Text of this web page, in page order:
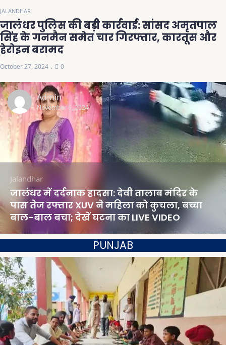
JALANDHAR
जालंधर पुलिस की बड़ी कार्रवाई: सांसद अमृतपाल
सिंह के गनमैन समेत चार गिरफ्तार, कारतूस और
हेरोइन बरामद
October 27, 2024 0
Admin
November 6, 2024
Jalandhar
जालंधर में दर्दनाक हादसा: देवी तालाब मंदिर के
पास तेज रफ्तार XUV ने महिला को कुचला, बच्चा
बाल-बाल बचा; देखें घटना का LIVE VIDEO
PUNJAB